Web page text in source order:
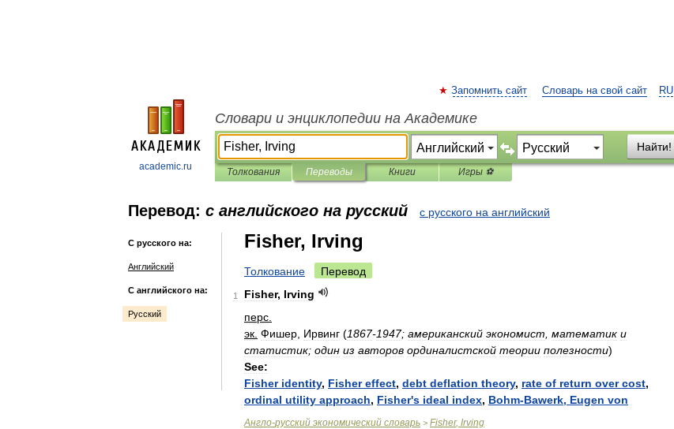
academic.ru
RU
Запомнить сайт Словарь на свой сайт
Словари и энциклопедии на Академике
Найти!
Толкования Переводы Книги Игры ⚽
Перевод: с английского на русский с русского на английский
С русского на:
Английский
С английского на:
Русский
Fisher, Irving
Толкование Перевод
1 Fisher, Irving
перс
эк Фишер Ирвинг (1867-1947; американский экономист математик и
статистик; один из авторов ординалистской теории полезности)
See:
Fisher identity, Fisher effect, debt deflation theory, rate of return over cost,
ordinal utility approach, Fisher's ideal index, Bohm-Bawerk, Eugen von
Англо-русский экономический словарь > Fisher, Irving